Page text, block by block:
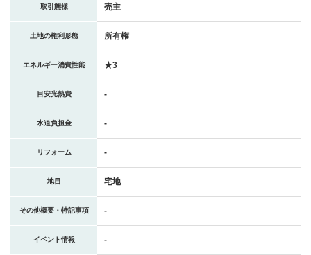
取引態様 売主
土地の権利形態 所有権
エネルギー消費性能 ★3
目安光熱費 -
水道負担金 -
リフォーム -
地目 宅地
その他概要・特記事項 -
イベント情報 -